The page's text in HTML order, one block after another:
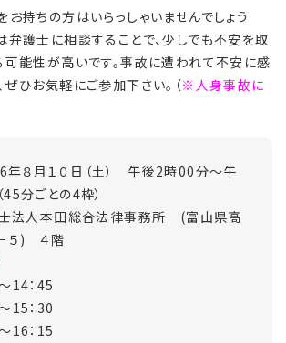
お持ちの方はいらっしゃいませんでしょう
弁護士に相談することで、少しでも不安を取
可能性が高いです。事故に遭われて不安に感
ぜひお気軽にご参加下さい。（※人身事故に
年８月１０日（土） 午後2時00分～午
分ごとの4枠）
士法人本田総合法律事務所 (富山県高
５) ４階
14：45
15：30
16：15